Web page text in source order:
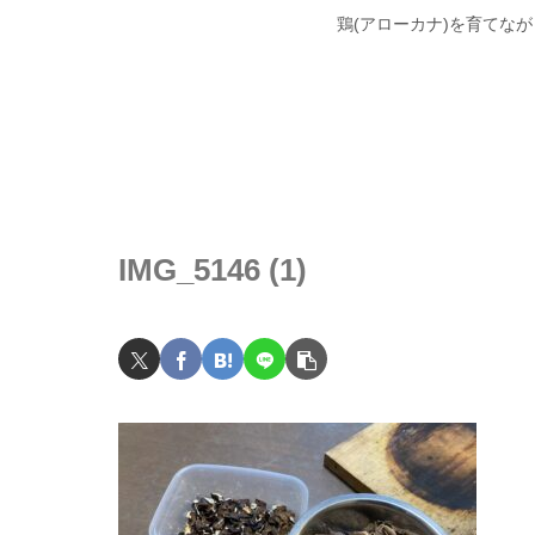
鶏(アローカナ)を育てな
IMG_5146 (1)